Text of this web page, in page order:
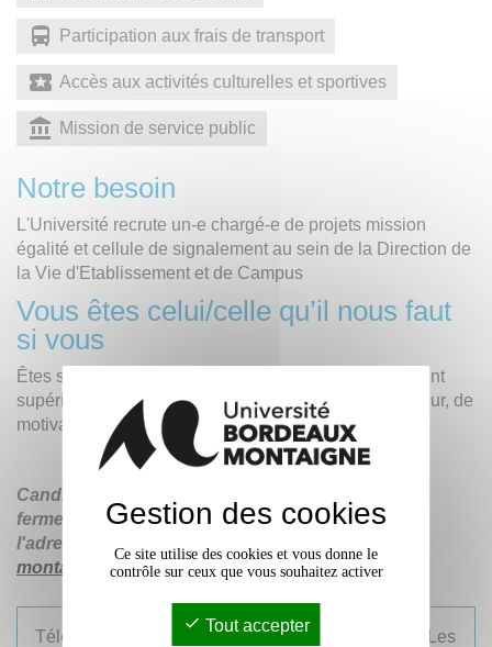
Participation aux frais de transport
Accès aux activités culturelles et sportives
Mission de service public
Notre besoin
L'Université recrute un-e chargé-e de projets mission
égalité et cellule de signalement au sein de la Direction de
la Vie d'Etablissement et de Campus
Vous êtes celui/celle qu’il nous faut
si vous
Êtes sensibilisé·e à l'environnement de l'enseignement
supérieur et la recherche. Vous faites preuve de rigueur, de
motivation et appréciez le travail en équipe.
Candidatures uniquement par mail pendant la
fermeture de l'Université du 24 juillet au 17 août à
l'adresse
montaigne.fr
Téléchargez la fiche de poste(au format PDF). Les
Gestion des cookies
Ce site utilise des cookies et vous donne le
contrôle sur ceux que vous souhaitez activer
Tout accepter